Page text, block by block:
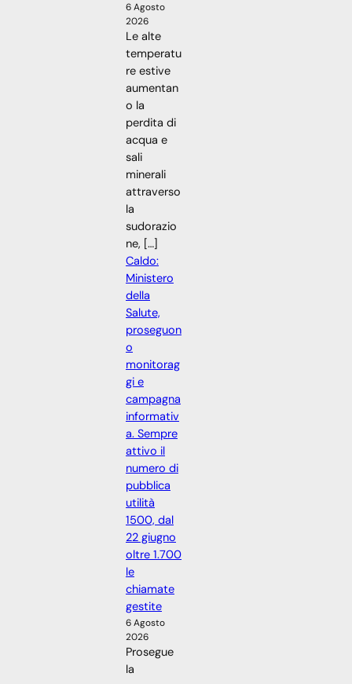
6 Agosto
2026
Le alte
temperatu
re estive
aumentan
o la
perdita di
acqua e
sali
minerali
attraverso
la
sudorazio
ne, […]
Caldo:
Ministero
della
Salute,
proseguon
o
monitorag
gi e
campagna
informativ
a. Sempre
attivo il
numero di
pubblica
utilità
1500, dal
22 giugno
oltre 1.700
le
chiamate
gestite
6 Agosto
2026
Prosegue
la